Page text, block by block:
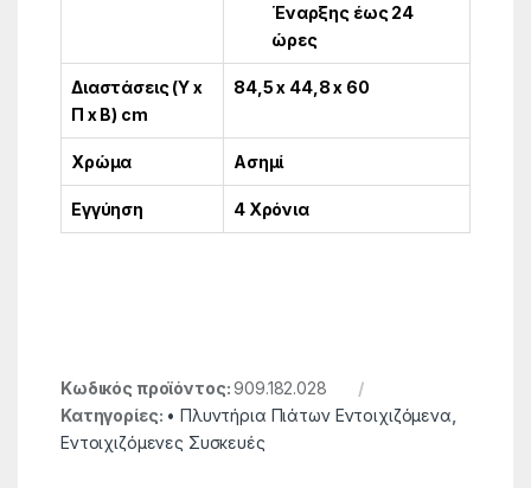
Έναρξης έως 24
ώρες
Διαστάσεις (Υ x
Π x Β) cm
84,5 x 44,8 x 60
Χρώμα Ασημί
Εγγύηση 4 Χρόνια
Κωδικός προϊόντος:909.182.028
Κατηγορίες: • Πλυντήρια Πιάτων Εντοιχιζόμενα,
Εντοιχιζόμενες Συσκευές